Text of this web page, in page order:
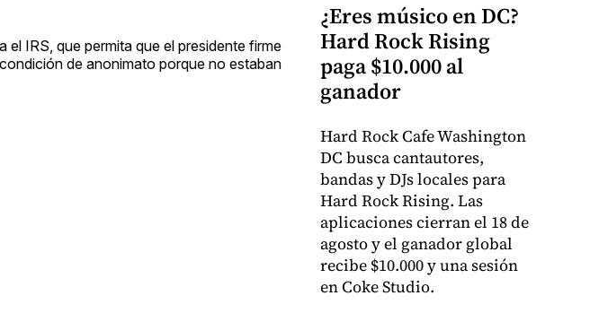
IRS, que permita que el presidente firme
de anonimato porque no estaban
¿Eres músico en DC?
Hard Rock Rising
paga $10.000 al
ganador
Hard Rock Cafe Washington
DC busca cantautores,
bandas y DJs locales para
Hard Rock Rising. Las
aplicaciones cierran el 18 de
agosto y el ganador global
recibe $10.000 y una sesión
en Coke Studio.